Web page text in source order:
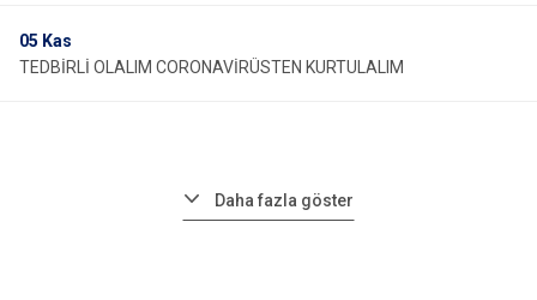
05 Kas
TEDBİRLİ OLALIM CORONAVİRÜSTEN KURTULALIM
Daha fazla göster